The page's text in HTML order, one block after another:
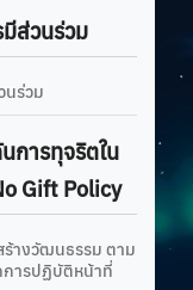
มีส่วนร่วม
นร่วม
การทุจริตใน
Gift Policy
ร้างวัฒนธรรม ตาม
การปฏิบัติหน้าที่